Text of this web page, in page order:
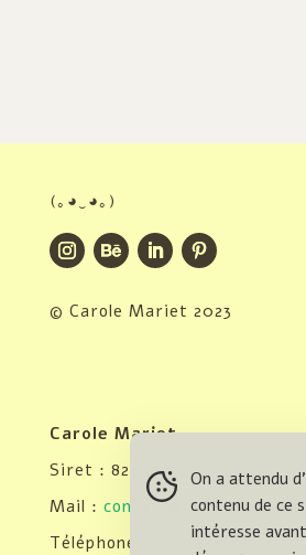
(｡◕‿◕｡)
© Carole Mariet 2023
Carole Mariet
Siret : 824 855 696 00012
Mail : contact@carole-
Téléphone : 06 08 86 29 10
On a attendu
contenu de ce
intéresse